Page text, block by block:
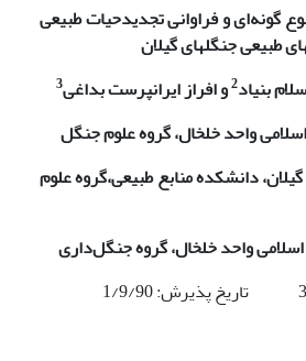
گونه‌ای و فراوانی تجدیدحیات طبیعی
طبیعی جنگلهای گیلان
بنیاد2و افراز ایرانپرست بداغی3
واحد خلخال، گروه علوم جنگل
دانشکده منابع طبیعی،گروه علوم
اسلامی واحد خلخال، گروه جنگل‌داری